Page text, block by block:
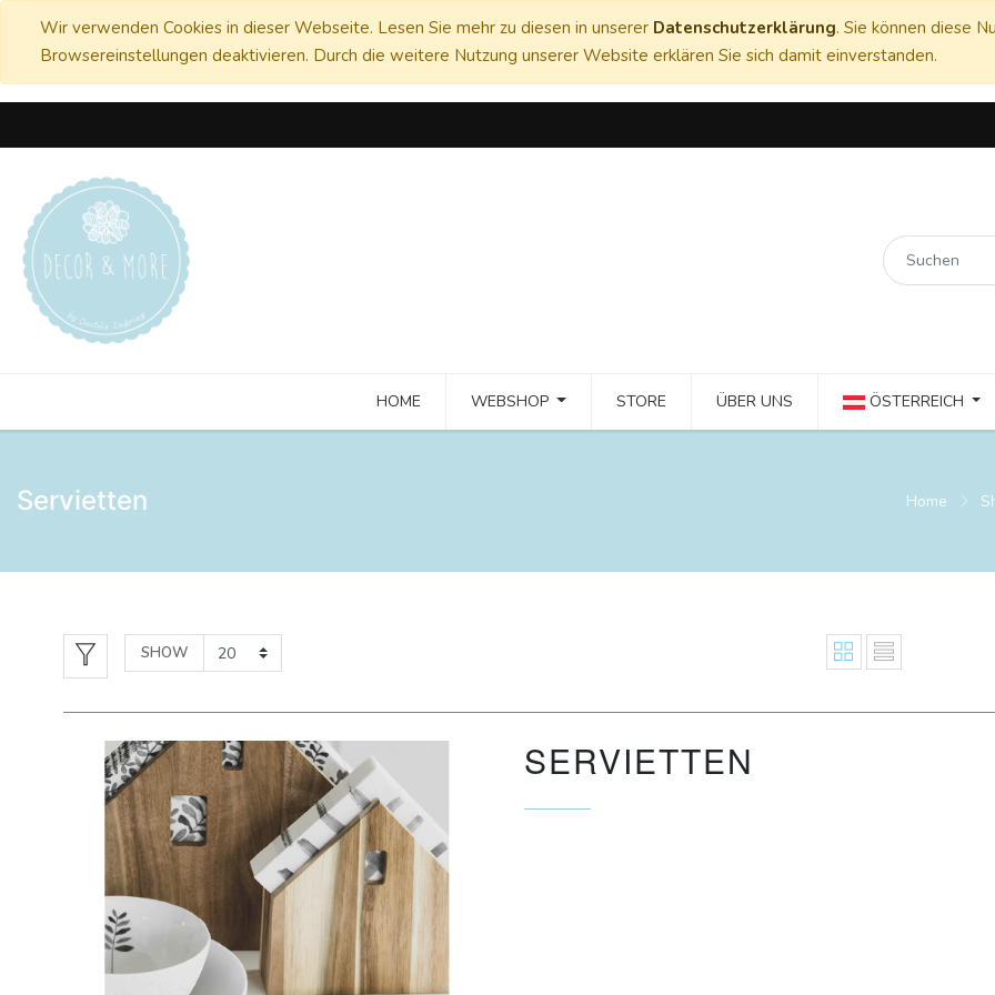
Wir verwenden Cookies in dieser Webseite. Lesen Sie mehr zu diesen in unserer Datenschutzerklärung. Sie können diese
Browsereinstellungen deaktivieren. Durch die weitere Nutzung unserer Website erklären Sie sich damit einverstanden.
HOME WEBSHOP STORE ÜBER UNS ÖSTERREICH
Servietten Home
SHOW
SERVIETTEN